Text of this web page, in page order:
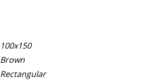
100x150
Brown
Rectangular